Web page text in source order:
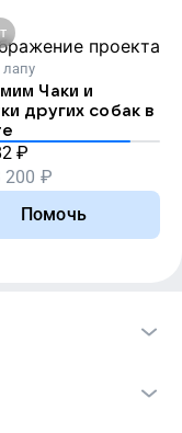
Чаки и
других собак в
₽
200 ₽
Помочь